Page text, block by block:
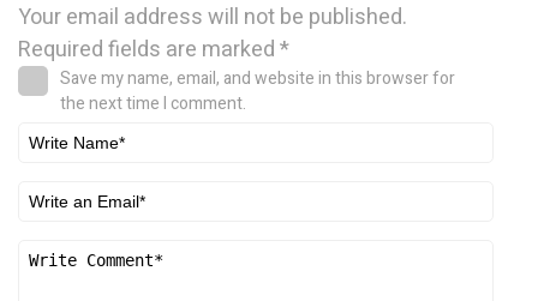
Your email address will not be published.
Required fields are marked*
Save my name, email, and website in this browser for
the next time I comment.